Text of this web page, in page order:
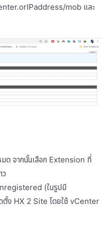
mob และ
ด จากนั้นเลือก Extension ที่
ว
(ในรูปมี
ตั้ง HX 2 Site โดยใช้ vCenter